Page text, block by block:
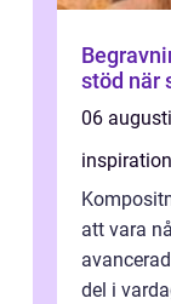
stöd när
06
inspiration
att vara
del i